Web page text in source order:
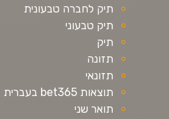
תיק לחברה טבעונית
תיק טבעוני
תיק
תזונה
תזונאי
תוצאות bet365 בעברית
תואר שני